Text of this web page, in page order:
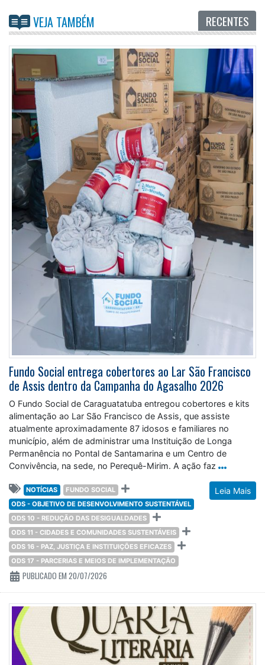
VEJA TAMBÉM RECENTES
Fundo Social entrega cobertores ao Lar São Francisco
de Assis dentro da Campanha do Agasalho 2026
O Fundo Social de Caraguatatuba entregou cobertores e kits
alimentação ao Lar São Francisco de Assis, que assiste
atualmente aproximadamente 87 idosos e familiares no
município, além de administrar uma Instituição de Longa
Permanência no Pontal de Santamarina e um Centro de
Convivência, na sede, no Perequê-Mirim. A ação faz
Leia Mais
NOTÍCIAS
FUNDO SOCIAL
ODS - OBJETIVO DE DESENVOLVIMENTO SUSTENTÁVEL
ODS 10 - REDUÇÃO DAS DESIGUALDADES
ODS 11 - CIDADES E COMUNIDADES SUSTENTÁVEIS
ODS 16 - PAZ, JUSTIÇA E INSTITUIÇÕES EFICAZES
ODS 17 - PARCERIAS E MEIOS DE IMPLEMENTAÇÃO
PUBLICADO EM 20/07/2026